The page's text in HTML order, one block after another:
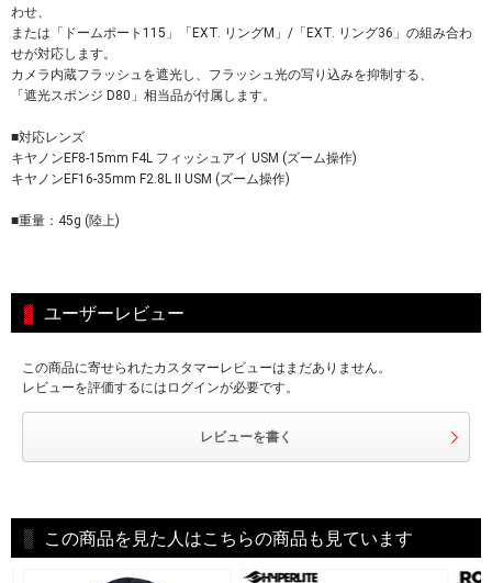
わせ、
または「ドームポート115」「EXT. リングM」/「EXT. リング36」の組み合わ
せが対応します。
カメラ内蔵フラッシュを遮光し、フラッシュ光の写り込みを抑制する、
「遮光スポンジ D80」相当品が付属します。
■対応レンズ
キヤノンEF8-15mm F4L フィッシュアイ USM (ズーム操作)
キヤノンEF16-35mm F2.8L II USM (ズーム操作)
■重量：45g (陸上)
ユーザーレビュー
この商品に寄せられたカスタマーレビューはまだありません。
レビューを評価するにはログインが必要です。
レビューを書く
この商品を見た人はこちらの商品も見ています